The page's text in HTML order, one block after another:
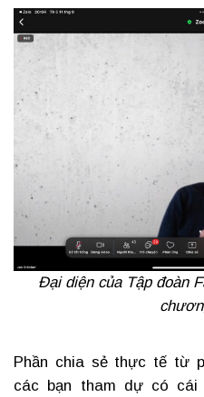
Đại diện của Tập đoàn
Phần chia sẻ thực tế từ
các bạn tham dự có